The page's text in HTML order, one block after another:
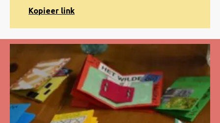
e-
Kopiëren
Kopieer link